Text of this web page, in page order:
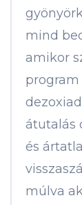
mind
amikor
program
átutalás
és
múlva